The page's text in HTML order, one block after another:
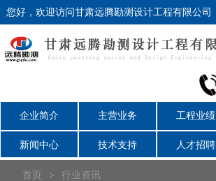
您好，欢迎访问甘肃远腾勘测设计工程有限公司
企业简介 主营业务 工程业绩
新闻中心 技术支持 人才招聘
首页 > 行业资讯